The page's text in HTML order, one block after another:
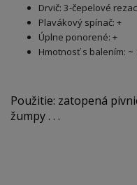
Drvič: 3-čepelové
Plavákový spínač: +
Úplne ponorené: +
Hmotnosť s balením: ~
Použitie: zatopená
žumpy . . .